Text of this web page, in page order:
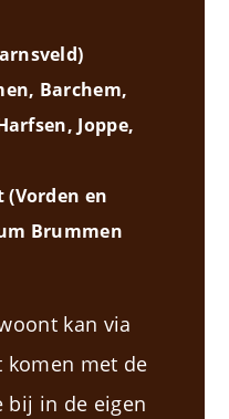
Barchem,
Joppe,
(Vorden en
Brummen
kan via
komen met de
in de eigen